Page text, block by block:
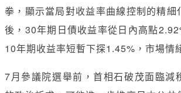
拳，顯示當局對收益率曲線控制的精細
後，30年期日債收益率從日內高點
10年期收益率短暫下探1.45%，市場情
7月參議院選舉前，首相石破茂面臨減